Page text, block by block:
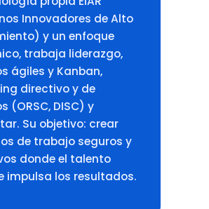
Innovadores de Alto
y un enfoque
trabaja liderazgo,
ágiles y Kanban,
directivo y de
(ORSC, DISC) y
Su objetivo: crear
de trabajo seguros y
donde el talento
impulsa los resultados.